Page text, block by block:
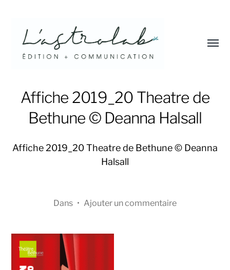
Affiche 2019_20 Theatre de
Bethune © Deanna Halsall
Affiche 2019_20 Theatre de Bethune © Deanna
Halsall
Dans • Ajouter un commentaire